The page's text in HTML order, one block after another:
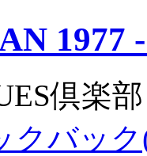
1977
倶楽部
クバッ